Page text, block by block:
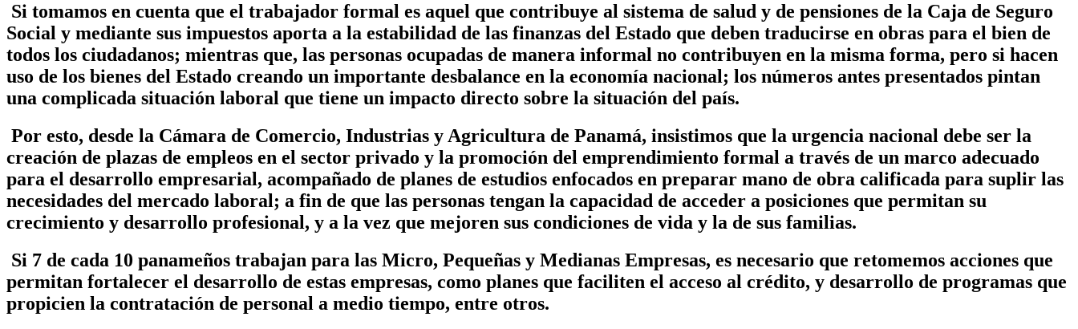
Si tomamos en cuenta que el trabajador formal es aquel que contribuye al sistema de salud y de pensiones de la Caja de Seguro
Social y mediante sus impuestos aporta a la estabilidad de las finanzas del Estado que deben traducirse en obras para el bien de
todos los ciudadanos; mientras que, las personas ocupadas de manera informal no contribuyen en la misma forma, pero si hacen
uso de los bienes del Estado creando un importante desbalance en la economía nacional; los números antes presentados pintan
una complicada situación laboral que tiene un impacto directo sobre la situación del país.
Por esto, desde la Cámara de Comercio, Industrias y Agricultura de Panamá, insistimos que la urgencia nacional debe ser la
creación de plazas de empleos en el sector privado y la promoción del emprendimiento formal a través de un marco adecuado
para el desarrollo empresarial, acompañado de planes de estudios enfocados en preparar mano de obra calificada para suplir las
necesidades del mercado laboral; a fin de que las personas tengan la capacidad de acceder a posiciones que permitan su
crecimiento y desarrollo profesional, y a la vez que mejoren sus condiciones de vida y la de sus familias.
Si 7 de cada 10 panameños trabajan para las Micro, Pequeñas y Medianas Empresas, es necesario que retomemos acciones que
permitan fortalecer el desarrollo de estas empresas, como planes que faciliten el acceso al crédito, y desarrollo de programas que
propicien la contratación de personal a medio tiempo, entre otros.